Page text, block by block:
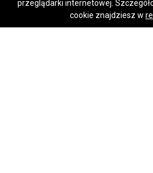
przeglądarki internetowej.
cookie znajdziesz w